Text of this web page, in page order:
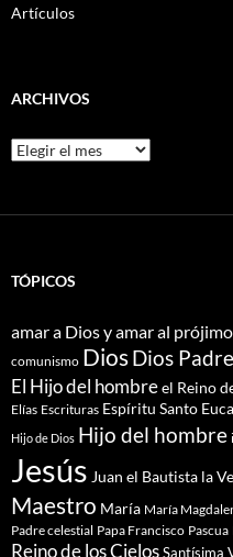
Artículos
ARCHIVOS
Archivos
TÓPICOS
amar a Dios y amar al prójimo
comunismo DiosDios Padre
El Hijo del hombreel Reino
Elías Escrituras Espíritu Santo
Hijo de Dios Hijo del hombre
Jesús Juan el Bautista la
Maestro María María
Padre celestial Papa Francisco Pascua
Reino de los CielosSantísima